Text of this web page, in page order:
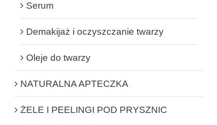
Serum
Demakijaż i oczyszczanie twarzy
Oleje do twarzy
NATURALNA APTECZKA
ŻELE I PEELINGI POD PRYSZNIC